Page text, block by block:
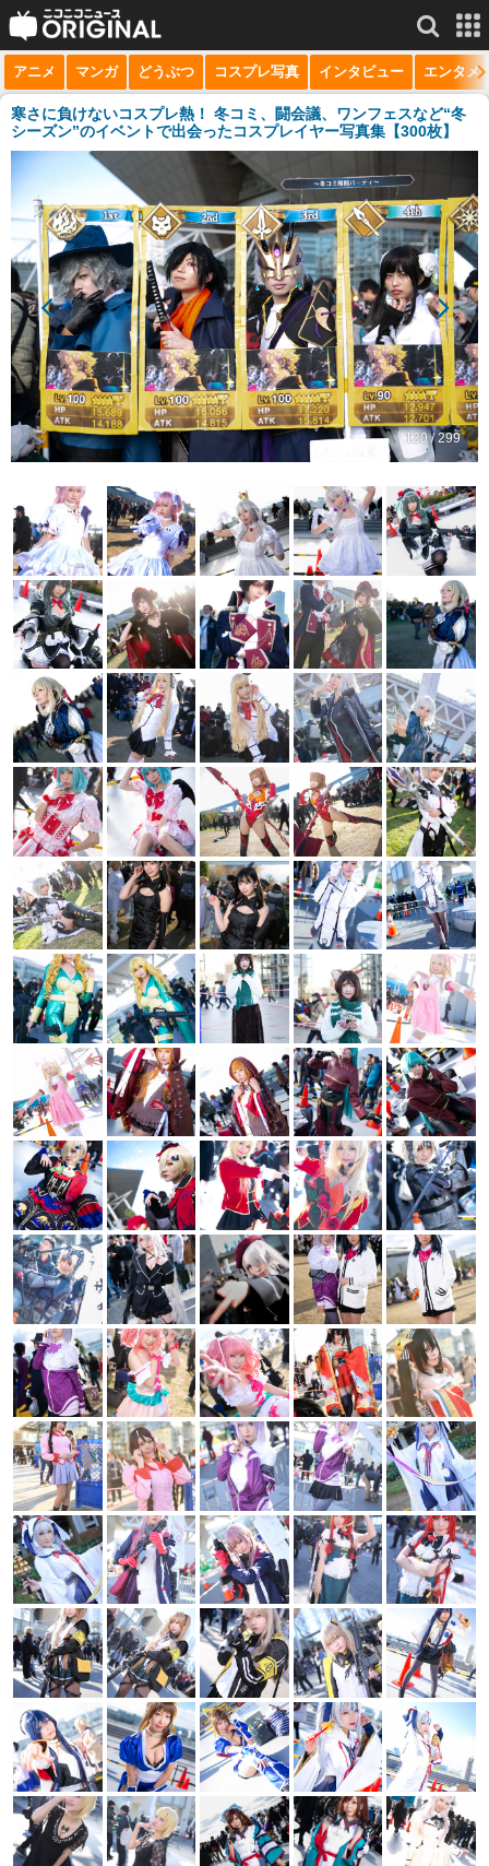
サービス一覧 もっと見る
niconico
生放送
ニュース
チャンネル
マンガ
ニコニコQ
アニメ マンガ どうぶつ コスプレ写真 インタビュー エンタメ
寒さに負けないコスプレ熱！ 冬コミ、闘会議、ワンフェスなど“冬
シーズン”のイベントで出会ったコスプレイヤー写真集【300枚】
120 / 299